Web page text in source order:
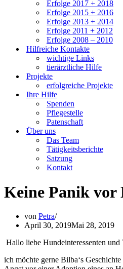
Erfolge 2017 + 2018
Erfolge 2015 + 2016
Erfolge 2013 + 2014
Erfolge 2011 + 2012
Erfolge 2008 – 2010
Hilfreiche Kontakte
wichtige Links
tierärztliche Hilfe
Projekte
erfolgreiche Projekte
Ihre Hilfe
Spenden
Pflegestelle
Patenschaft
Über uns
Das Team
Tätigkeitsberichte
Satzung
Kontakt
Keine Panik
von Petra
April 30, 2019Mai 28, 2019
Hallo liebe Hundeinteressenten und
ich möchte gerne Bilba‘s